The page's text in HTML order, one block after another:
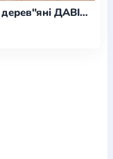
Пазли дерев"яні ДАВІД І ГОЛІАФ